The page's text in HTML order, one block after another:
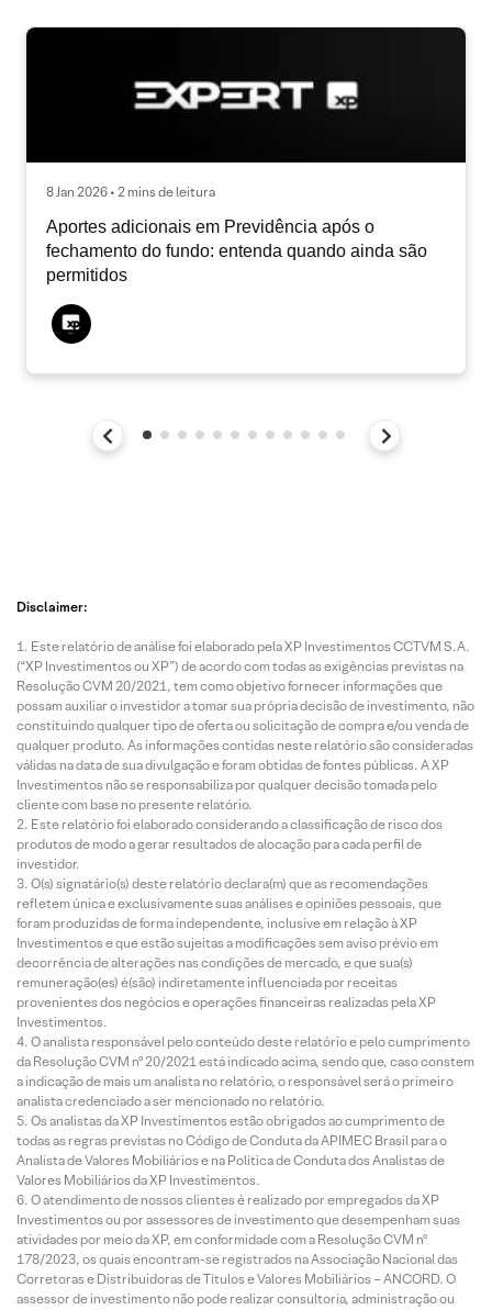
8 Jan 2026 • 2 mins de leitura
Aportes adicionais em Previdência após o
fechamento do fundo: entenda quando ainda são
permitidos
Disclaimer:
Este relatório de análise foi elaborado pela XP Investimentos CCTVM S.A.
(“XP Investimentos ou XP”) de acordo com todas as exigências previstas na
Resolução CVM 20/2021, tem como objetivo fornecer informações que
possam auxiliar o investidor a tomar sua própria decisão de investimento, não
constituindo qualquer tipo de oferta ou solicitação de compra e/ou venda de
qualquer produto. As informações contidas neste relatório são consideradas
válidas na data de sua divulgação e foram obtidas de fontes públicas. A XP
Investimentos não se responsabiliza por qualquer decisão tomada pelo
cliente com base no presente relatório.
Este relatório foi elaborado considerando a classificação de risco dos
produtos de modo a gerar resultados de alocação para cada perfil de
investidor.
O(s) signatário(s) deste relatório declara(m) que as recomendações
refletem única e exclusivamente suas análises e opiniões pessoais, que
foram produzidas de forma independente, inclusive em relação à XP
Investimentos e que estão sujeitas a modificações sem aviso prévio em
decorrência de alterações nas condições de mercado, e que sua(s)
remuneração(es) é(são) indiretamente influenciada por receitas
provenientes dos negócios e operações financeiras realizadas pela XP
Investimentos.
O analista responsável pelo conteúdo deste relatório e pelo cumprimento
da Resolução CVM nº 20/2021 está indicado acima, sendo que, caso constem
a indicação de mais um analista no relatório, o responsável será o primeiro
analista credenciado a ser mencionado no relatório.
Os analistas da XP Investimentos estão obrigados ao cumprimento de
todas as regras previstas no Código de Conduta da APIMEC Brasil para o
Analista de Valores Mobiliários e na Política de Conduta dos Analistas de
Valores Mobiliários da XP Investimentos.
O atendimento de nossos clientes é realizado por empregados da XP
Investimentos ou por assessores de investimento que desempenham suas
atividades por meio da XP, em conformidade com a Resolução CVM nº
178/2023, os quais encontram-se registrados na Associação Nacional das
Corretoras e Distribuidoras de Títulos e Valores Mobiliários – ANCORD. O
assessor de investimento não pode realizar consultoria, administração ou